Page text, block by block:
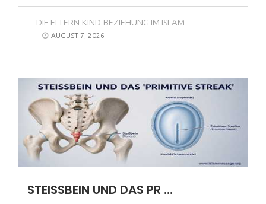
DIE ELTERN-KIND-BEZIEHUNG IM ISLAM
AUGUST 7, 2026
STEISSBEIN UND DAS PR ...